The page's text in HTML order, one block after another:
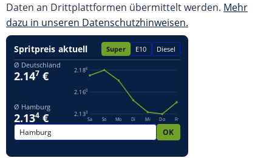
Daten an Drittplattformen übermittelt werden. Mehr
dazu in unseren Datenschutzhinweisen.